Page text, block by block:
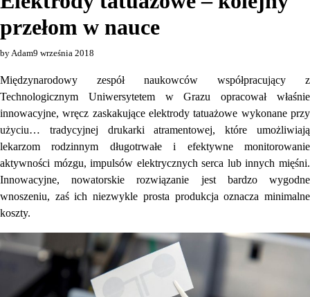
przełom w nauce
by Adam9 września 2018
Międzynarodowy zespół naukowców współpracujący z
Technologicznym Uniwersytetem w Grazu opracował właśnie
innowacyjne, wręcz zaskakujące elektrody tatuażowe wykonane przy
użyciu… tradycyjnej drukarki atramentowej, które umożliwiają
lekarzom rodzinnym długotrwałe i efektywne monitorowanie
aktywności mózgu, impulsów elektrycznych serca lub innych mięśni.
Innowacyjne, nowatorskie rozwiązanie jest bardzo wygodne
wnoszeniu, zaś ich niezwykle prosta produkcja oznacza minimalne
koszty.